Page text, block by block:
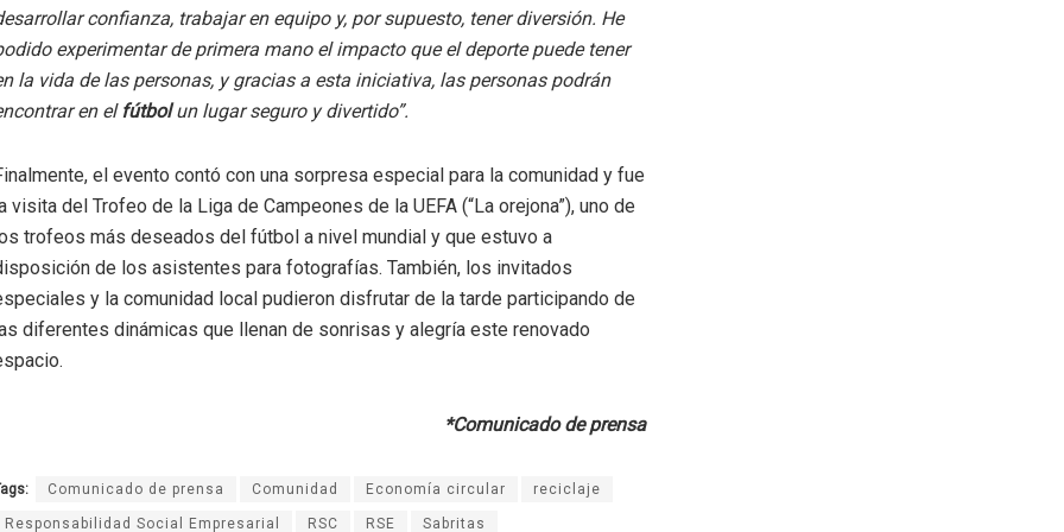
confianza, trabajar en equipo y, por supuesto, tener diversión. He
experimentar de primera mano el impacto que el deporte puede tener
la vida de las personas, y gracias a esta iniciativa, las personas podrán
en elfútbolun lugar seguro y divertido”.
el evento contó con una sorpresa especial para la comunidad y fue
visita del Trofeo de la Liga de Campeones de la UEFA (“La orejona”), uno de
trofeos más deseados del fútbol a nivel mundial y que estuvo a
de los asistentes para fotografías. También, los invitados
y la comunidad local pudieron disfrutar de la tarde participando de
diferentes dinámicas que llenan de sonrisas y alegría este renovado
*Comunicado de prensa
Comunicado de prensa Comunidad Economía circular reciclaje
Responsabilidad Social Empresarial RSC RSE Sabritas